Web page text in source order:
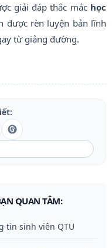
giải đáp thắc mắc học
được rèn luyện bản lĩnh
từ giảng đường.
QUAN TÂM:
tin sinh viên QTU